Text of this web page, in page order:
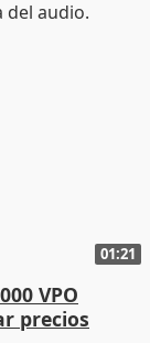
01:21
VPO
precios